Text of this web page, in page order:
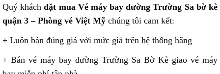
Quý kháchđặt mua Vé máy bay đường Trường Sa bờ kè
quận 3 – Phòng vé Việt Mỹ chúng tôi cam kết:
+ Luôn bán đúng giá với mức giá trên hệ thống hãng
+ Bán vé máy bay đường Trường Sa Bờ Kè giao vé máy